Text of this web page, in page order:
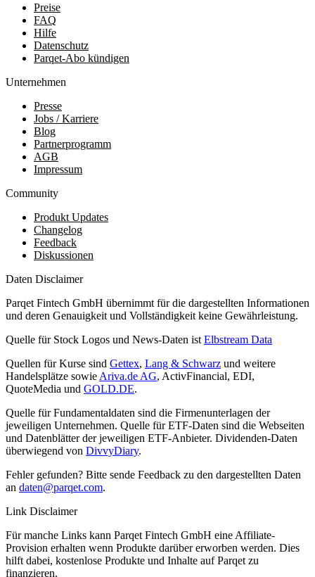
Preise
FAQ
Hilfe
Datenschutz
Parqet-Abo kündigen
Unternehmen
Presse
Jobs / Karriere
Blog
Partnerprogramm
AGB
Impressum
Community
Produkt Updates
Changelog
Feedback
Diskussionen
Daten Disclaimer
Parqet Fintech GmbH übernimmt für die dargestellten Informationen
und deren Genauigkeit und Vollständigkeit keine Gewährleistung.
Quelle für Stock Logos und News-Daten ist Elbstream Data
Quellen für Kurse sind Gettex, Lang & Schwarz und weitere
Handelsplätze sowie Ariva.de AG, ActivFinancial, EDI,
QuoteMedia und GOLD.DE.
Quelle für Fundamentaldaten sind die Firmenunterlagen der
jeweiligen Unternehmen. Quelle für ETF-Daten sind die Webseiten
und Datenblätter der jeweiligen ETF-Anbieter. Dividenden-Daten
überwiegend von DivvyDiary.
Fehler gefunden? Bitte sende Feedback zu den dargestellten Daten
an daten@parqet.com.
Link Disclaimer
Für manche Links kann Parqet Fintech GmbH eine Affiliate-
Provision erhalten wenn Produkte darüber erworben werden. Dies
hilft dabei, kostenlose Produkte und Inhalte auf Parqet zu
finanzieren.